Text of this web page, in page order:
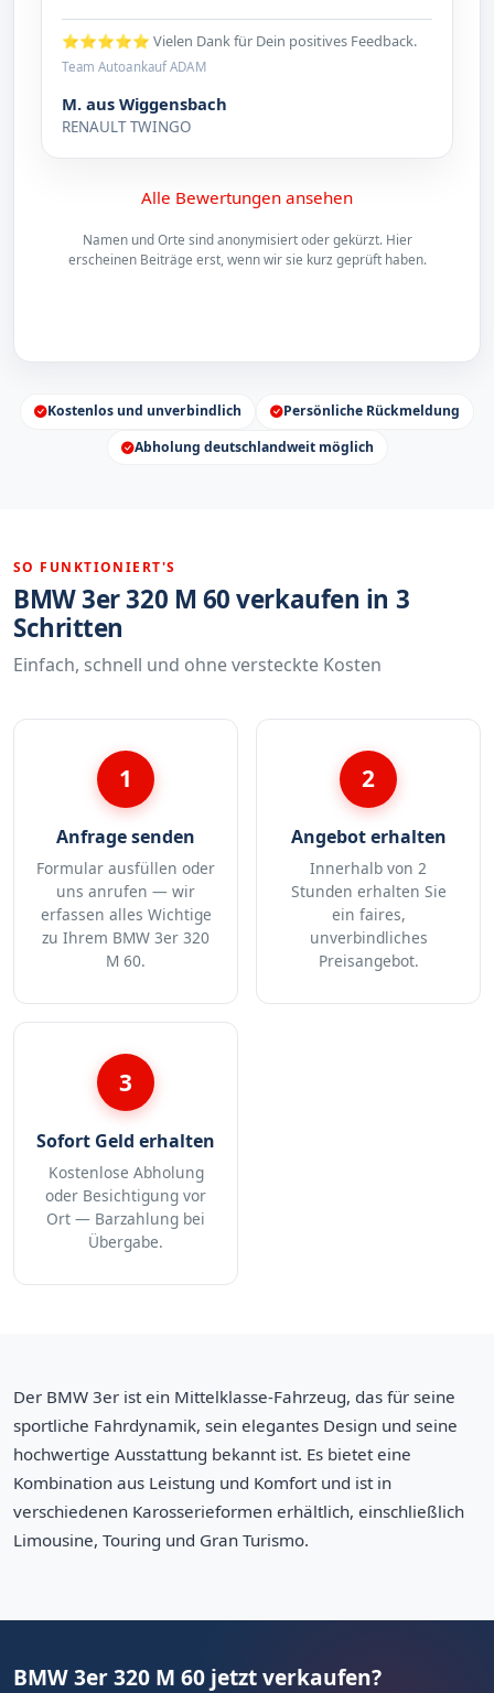
⭐⭐⭐⭐⭐ Vielen Dank für Dein positives Feedback.
Team Autoankauf ADAM
M. aus Wiggensbach
RENAULT TWINGO
Alle Bewertungen ansehen
Namen und Orte sind anonymisiert oder gekürzt. Hier
erscheinen Beiträge erst, wenn wir sie kurz geprüft haben.
Kostenlos und unverbindlich
Persönliche Rückmeldung
Abholung deutschlandweit möglich
SO FUNKTIONIERT'S
BMW 3er 320 M 60 verkaufen in 3
Schritten
Einfach, schnell und ohne versteckte Kosten
1
Anfrage senden
Formular ausfüllen oder
uns anrufen — wir
erfassen alles Wichtige
zu Ihrem BMW 3er 320
M 60.
2
Angebot erhalten
Innerhalb von 2
Stunden erhalten Sie
ein faires,
unverbindliches
Preisangebot.
3
Sofort Geld erhalten
Kostenlose Abholung
oder Besichtigung vor
Ort — Barzahlung bei
Übergabe.
Der BMW 3er ist ein Mittelklasse-Fahrzeug, das für seine
sportliche Fahrdynamik, sein elegantes Design und seine
hochwertige Ausstattung bekannt ist. Es bietet eine
Kombination aus Leistung und Komfort und ist in
verschiedenen Karosserieformen erhältlich, einschließlich
Limousine, Touring und Gran Turismo.
BMW 3er 320 M 60 jetzt verkaufen?